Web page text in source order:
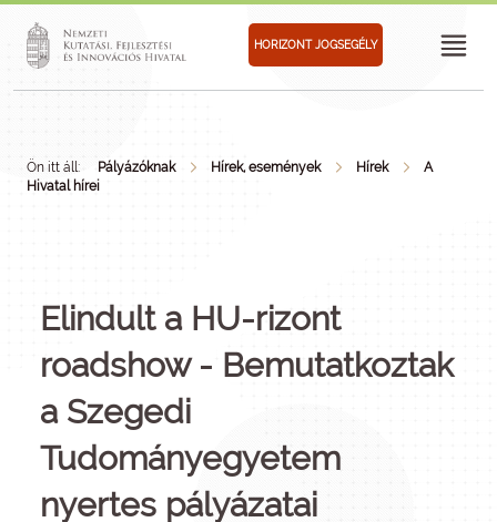
HORIZONT JOGSEGÉLY
Ön itt áll: Pályázóknak Hírek, események Hírek
A
Hivatal hírei
Elindult a HU-rizont
roadshow - Bemutatkoztak
a Szegedi
Tudományegyetem
nyertes pályázatai